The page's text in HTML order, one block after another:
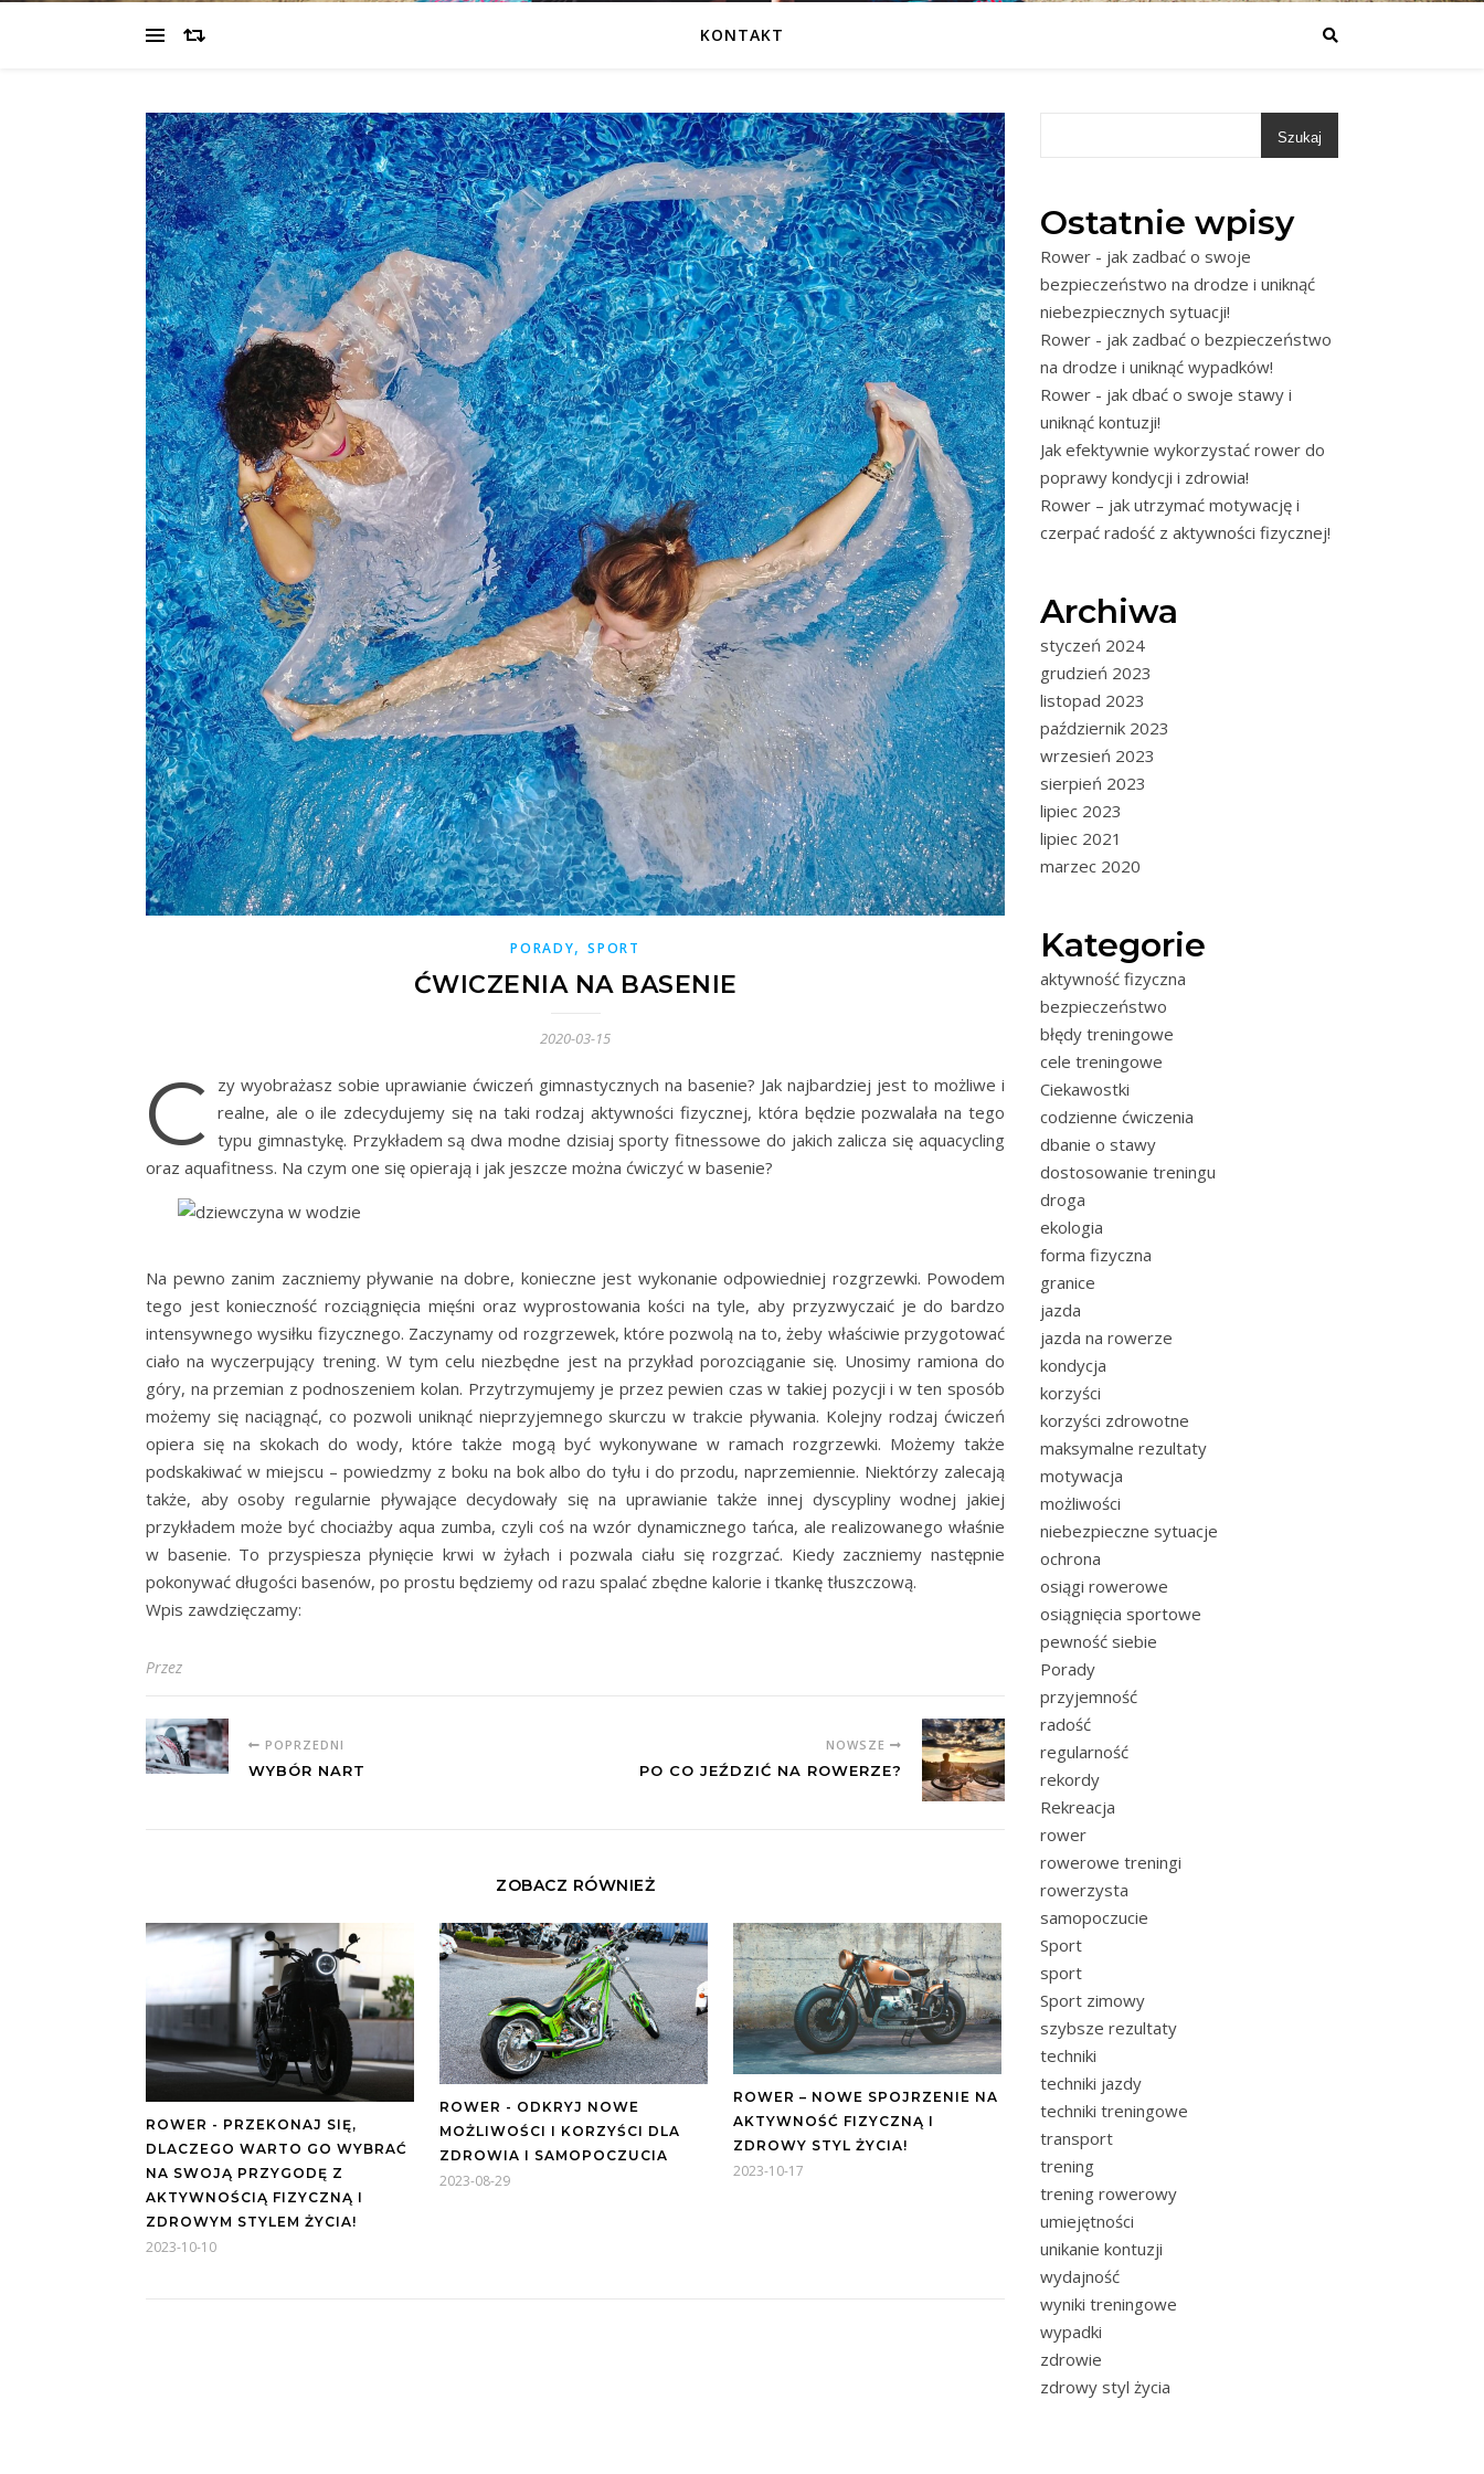
KONTAKT
PORADY,SPORT
ĆWICZENIA NA BASENIE
2020-03-15
C
zy wyobrażasz sobie uprawianie ćwiczeń gimnastycznych na basenie? Jak najbardziej jest to możliwe i
realne, ale o ile zdecydujemy się na taki rodzaj aktywności fizycznej, która będzie pozwalała na tego
typu gimnastykę. Przykładem są dwa modne dzisiaj sporty fitnessowe do jakich zalicza się aquacycling
oraz aquafitness. Na czym one się opierają i jak jeszcze można ćwiczyć w basenie?
Na pewno zanim zaczniemy pływanie na dobre, konieczne jest wykonanie odpowiedniej rozgrzewki. Powodem
tego jest konieczność rozciągnięcia mięśni oraz wyprostowania kości na tyle, aby przyzwyczaić je do bardzo
intensywnego wysiłku fizycznego. Zaczynamy od rozgrzewek, które pozwolą na to, żeby właściwie przygotować
ciało na wyczerpujący trening. W tym celu niezbędne jest na przykład porozciąganie się. Unosimy ramiona do
góry, na przemian z podnoszeniem kolan. Przytrzymujemy je przez pewien czas w takiej pozycji i w ten sposób
możemy się naciągnąć, co pozwoli uniknąć nieprzyjemnego skurczu w trakcie pływania. Kolejny rodzaj ćwiczeń
opiera się na skokach do wody, które także mogą być wykonywane w ramach rozgrzewki. Możemy także
podskakiwać w miejscu – powiedzmy z boku na bok albo do tyłu i do przodu, naprzemiennie. Niektórzy zalecają
także, aby osoby regularnie pływające decydowały się na uprawianie także innej dyscypliny wodnej jakiej
przykładem może być chociażby aqua zumba, czyli coś na wzór dynamicznego tańca, ale realizowanego właśnie
w basenie. To przyspiesza płynięcie krwi w żyłach i pozwala ciału się rozgrzać. Kiedy zaczniemy następnie
pokonywać długości basenów, po prostu będziemy od razu spalać zbędne kalorie i tkankę tłuszczową.
Wpis zawdzięczamy:
Przez
POPRZEDNI
WYBÓR NART
NOWSZE
PO CO JEŹDZIĆ NA ROWERZE?
ZOBACZ RÓWNIEŻ
ROWER - PRZEKONAJ SIĘ,
DLACZEGO WARTO GO WYBRAĆ
NA SWOJĄ PRZYGODĘ Z
AKTYWNOŚCIĄ FIZYCZNĄ I
ZDROWYM STYLEM ŻYCIA!
2023-10-10
ROWER - ODKRYJ NOWE
MOŻLIWOŚCI I KORZYŚCI DLA
ZDROWIA I SAMOPOCZUCIA
2023-08-29
ROWER – NOWE SPOJRZENIE NA
AKTYWNOŚĆ FIZYCZNĄ I
ZDROWY STYL ŻYCIA!
2023-10-17
Szukaj
Ostatnie wpisy
Rower - jak zadbać o swoje
bezpieczeństwo na drodze i uniknąć
niebezpiecznych sytuacji!
Rower - jak zadbać o bezpieczeństwo
na drodze i uniknąć wypadków!
Rower - jak dbać o swoje stawy i
uniknąć kontuzji!
Jak efektywnie wykorzystać rower do
poprawy kondycji i zdrowia!
Rower – jak utrzymać motywację i
czerpać radość z aktywności fizycznej!
Archiwa
styczeń 2024
grudzień 2023
listopad 2023
październik 2023
wrzesień 2023
sierpień 2023
lipiec 2023
lipiec 2021
marzec 2020
Kategorie
aktywność fizyczna
bezpieczeństwo
błędy treningowe
cele treningowe
Ciekawostki
codzienne ćwiczenia
dbanie o stawy
dostosowanie treningu
droga
ekologia
forma fizyczna
granice
jazda
jazda na rowerze
kondycja
korzyści
korzyści zdrowotne
maksymalne rezultaty
motywacja
możliwości
niebezpieczne sytuacje
ochrona
osiągi rowerowe
osiągnięcia sportowe
pewność siebie
Porady
przyjemność
radość
regularność
rekordy
Rekreacja
rower
rowerowe treningi
rowerzysta
samopoczucie
Sport
sport
Sport zimowy
szybsze rezultaty
techniki
techniki jazdy
techniki treningowe
transport
trening
trening rowerowy
umiejętności
unikanie kontuzji
wydajność
wyniki treningowe
wypadki
zdrowie
zdrowy styl życia